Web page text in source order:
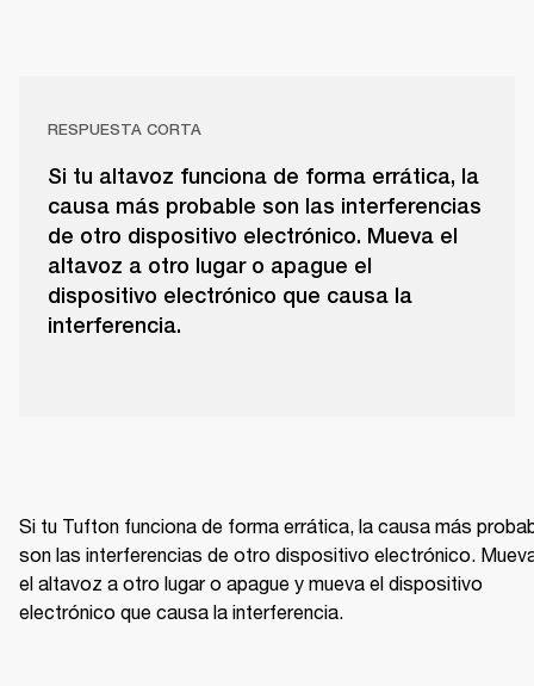
RESPUESTA CORTA
Si tu altavoz funciona de forma errática, la
causa más probable son las interferencias
de otro dispositivo electrónico. Mueva el
altavoz a otro lugar o apague el
dispositivo electrónico que causa la
interferencia.
Si tu Tufton funciona de forma errática, la causa más
son las interferencias de otro dispositivo electrónico.
el altavoz a otro lugar o apague y mueva el dispositivo
electrónico que causa la interferencia.